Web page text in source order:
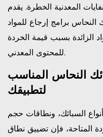
المعدنية الخطرة. يقدم
برامج إرجاع للمواد
الزائدة بسبب قيمة الخردة
للمحتوى المعدني.
النحاس المناسب
لتطبيقك
السبائك، ونطاقات حجم
المتاحة، فإن تضييق نطاق